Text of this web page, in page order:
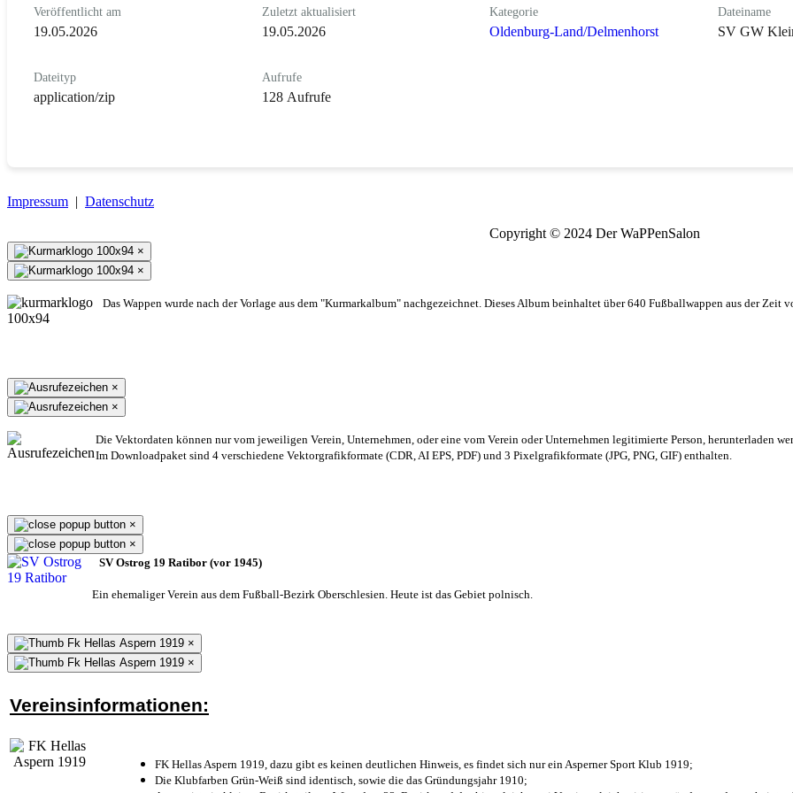
Veröffentlicht am
19.05.2026
Zuletzt aktualisiert
19.05.2026
Kategorie
Oldenburg-Land/Delmenhorst
Dateiname
SV GW
Dateityp
application/zip
Aufrufe
128 Aufrufe
Impressum | Datenschutz
Copyright © 2024 Der WaPPenSalon
×
×
Das Wappen wurde nach der Vorlage aus dem "Kurmarkalbum" nachgezeichnet. Dieses Album beinhaltet über 640 Fußballwappen aus der Zeit
×
×
Die Vektordaten können nur vom jeweiligen Verein, Unternehmen, oder eine vom Verein oder Unternehmen legitimierte Person, herunterladen
Im Downloadpaket sind 4 verschiedene Vektorgrafikformate (CDR, AI EPS, PDF) und 3 Pixelgrafikformate (JPG, PNG, GIF) enthalten.
×
×
SV Ostrog 19 Ratibor (vor 1945)
Ein ehemaliger Verein aus dem Fußball-Bezirk Oberschlesien. Heute ist das Gebiet polnisch.
×
×
Vereinsinformationen:
FK Hellas Aspern 1919, dazu gibt es keinen deutlichen Hinweis, es findet sich nur ein Asperner Sport Klub 1919;
Die Klubfarben Grün-Weiß sind identisch, sowie die das Gründungsjahr 1910;